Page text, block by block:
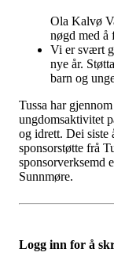
Ola Kalvø
nøgd med å
Vi er svært
nye år.
barn og
Tussa har
ungdomsaktivitet
og idrett. Dei siste
sponsorstøtte frå
sponsorverksemd
Sunnmøre.
Logg inn for å